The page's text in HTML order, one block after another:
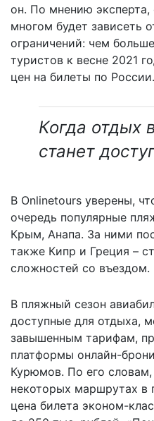
он. По мнению эксперта,
многом будет зависеть
ограничений: чем
туристов к весне 2021
цен на билеты по России.
Когда отдых
станет
В Onlinetours уверены,
очередь популярные
Крым, Анапа. За ними
также Кипр и Греция –
сложностей со въездом.
В пляжный сезон
доступные для отдыха,
завышенным тарифам,
платформы онлайн-
Курюмов. По его
некоторых маршрутах
цена билета эконом-